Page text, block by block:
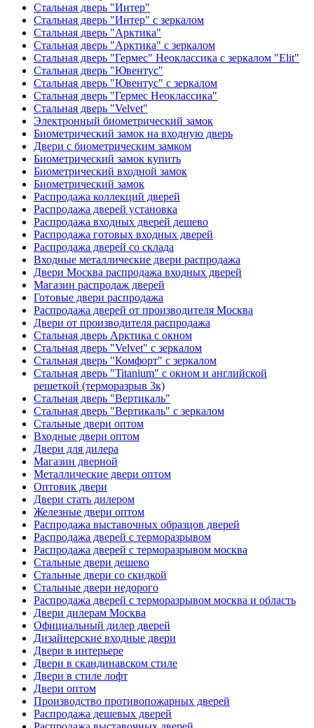
Стальная дверь "Интер"
Стальная дверь "Интер" с зеркалом
Стальная дверь "Арктика"
Стальная дверь "Арктика" с зеркалом
Стальная дверь "Гермес" Неоклассика с зеркалом "Elit"
Стальная дверь "Ювентус"
Стальная дверь "Ювентус" с зеркалом
Стальная дверь "Гермес Неоклассика"
Стальная дверь "Velvet"
Электронный биометрический замок
Биометрический замок на входную дверь
Двери с биометрическим замком
Биометрический замок купить
Биометрический входной замок
Биометрический замок
Распродажа коллекций дверей
Распродажа дверей установка
Распродажа входных дверей дешево
Распродажа готовых входных дверей
Распродажа дверей со склада
Входные металлические двери распродажа
Двери Москва распродажа входных дверей
Магазин распродаж дверей
Готовые двери распродажа
Распродажа дверей от производителя Москва
Двери от производителя распродажа
Стальная дверь Арктика с окном
Стальная дверь "Velvet" с зеркалом
Стальная дверь "Комфорт" с зеркалом
Стальная дверь "Titanium" с окном и английской
решеткой (терморазрыв 3к)
Стальная дверь "Вертикаль"
Стальная дверь "Вертикаль" с зеркалом
Стальные двери оптом
Входные двери оптом
Двери для дилера
Магазин дверной
Металлические двери оптом
Оптовик двери
Двери стать дилером
Железные двери оптом
Распродажа выставочных образцов дверей
Распродажа дверей с терморазрывом
Распродажа дверей с терморазрывом москва
Стальные двери дешево
Стальные двери со скидкой
Стальные двери недорого
Распродажа дверей с терморазрывом москва и область
Двери дилерам Москва
Официальный дилер дверей
Дизайнерские входные двери
Двери в интерьере
Двери в скандинавском стиле
Двери в стиле лофт
Двери оптом
Производство противопожарных дверей
Распродажа дешевых дверей